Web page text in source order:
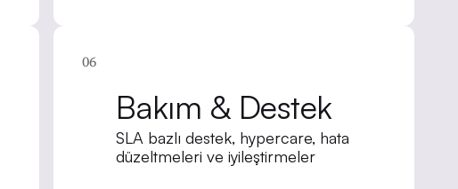
06
Bakım & Destek
SLA bazlı destek, hypercare, hata
düzeltmeleri ve iyileştirmeler